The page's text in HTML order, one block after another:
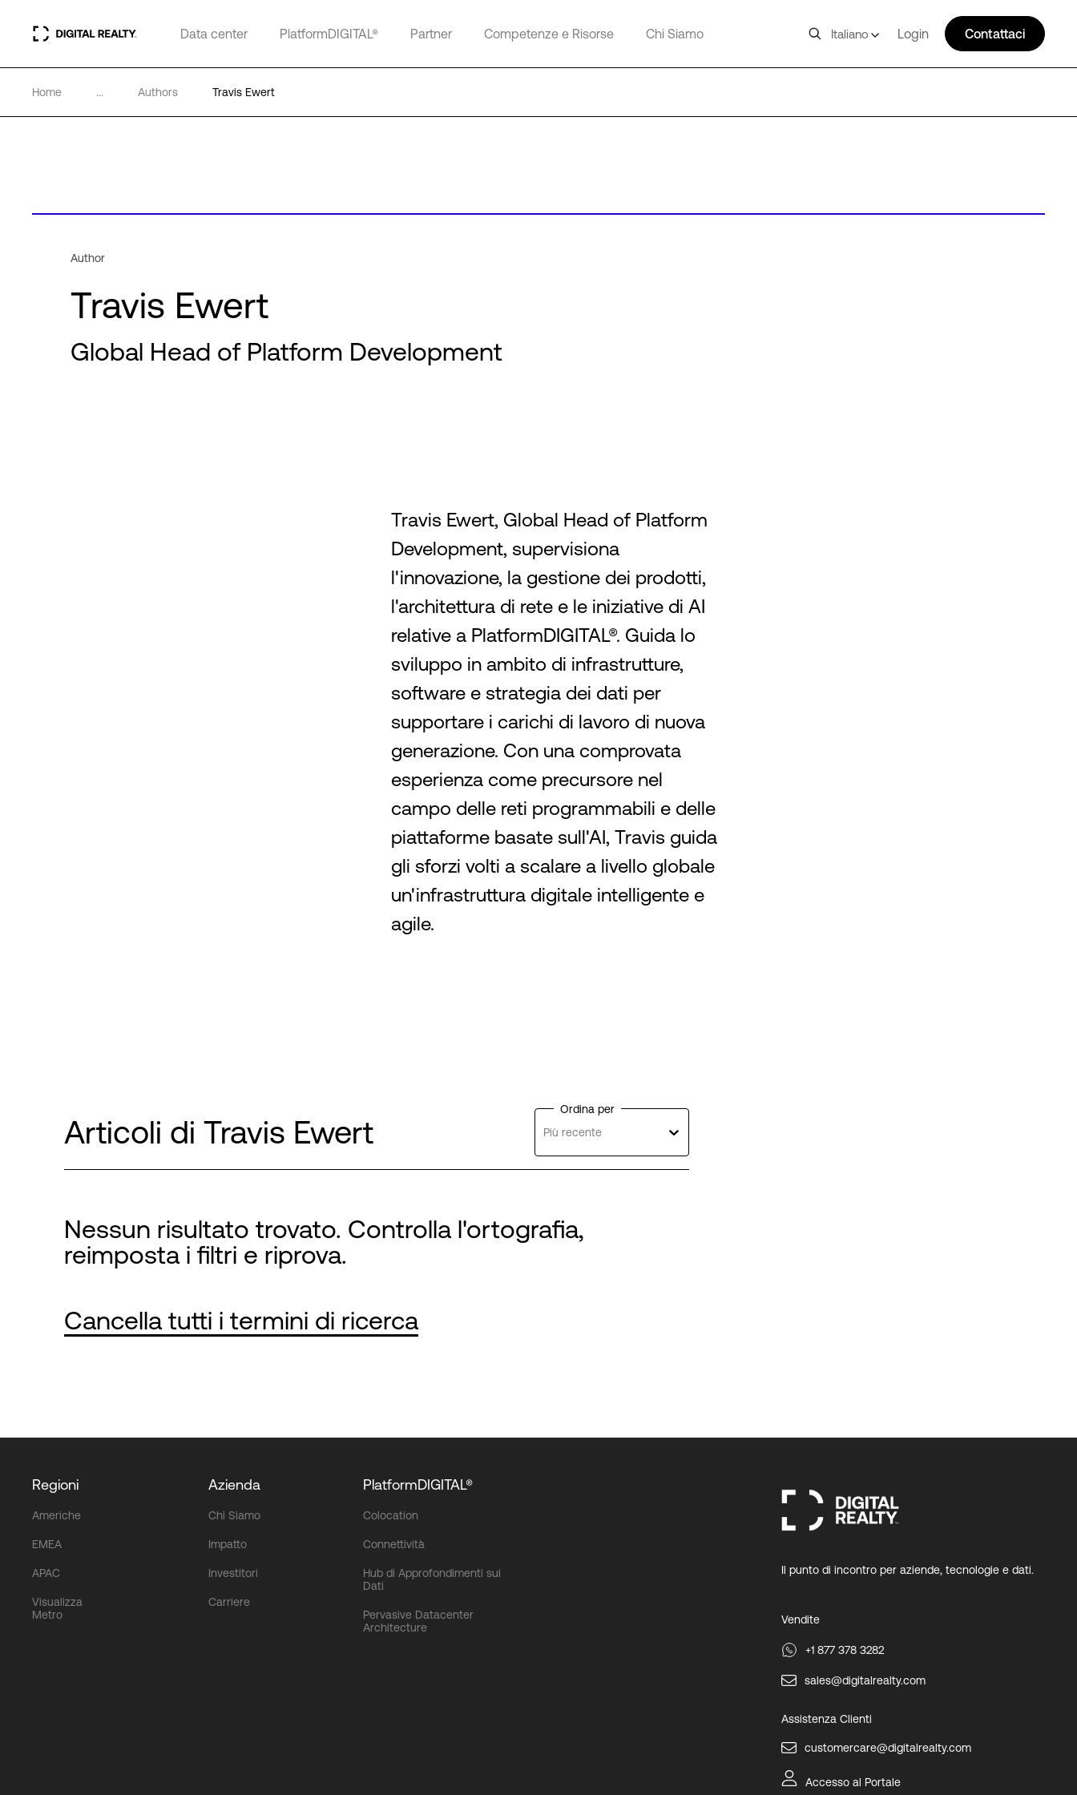
Data center PlatformDIGITAL® Partner Competenze e Risorse Chi Siamo Italiano Login Contattaci
Home ... Authors Travis Ewert
Author
Travis Ewert
Global Head of Platform Development
Travis Ewert, Global Head of Platform
Development, supervisiona
l'innovazione, la gestione dei prodotti,
l'architettura di rete e le iniziative di AI
relative a PlatformDIGITAL®. Guida lo
sviluppo in ambito di infrastrutture,
software e strategia dei dati per
supportare i carichi di lavoro di nuova
generazione. Con una comprovata
esperienza come precursore nel
campo delle reti programmabili e delle
piattaforme basate sull'AI, Travis guida
gli sforzi volti a scalare a livello globale
un'infrastruttura digitale intelligente e
agile.
Articoli di Travis Ewert
Ordina per
Più recente
Nessun risultato trovato. Controlla l'ortografia,
reimposta i filtri e riprova.
Cancella tutti i termini di ricerca
Regioni
Americhe
EMEA
APAC
Visualizza
Metro
Azienda
Chi Siamo
Impatto
Investitori
Carriere
PlatformDIGITAL®
Colocation
Connettività
Hub di Approfondimenti sui
Dati
Pervasive Datacenter
Architecture
Il punto di incontro per aziende, tecnologie e dati.
Vendite
+1 877 378 3282
sales@digitalrealty.com
Assistenza Clienti
customercare@digitalrealty.com
Accesso al Portale